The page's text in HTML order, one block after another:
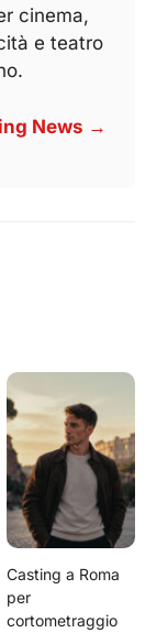
cinema,
e teatro
News →
Casting a Roma
per
cortometraggio